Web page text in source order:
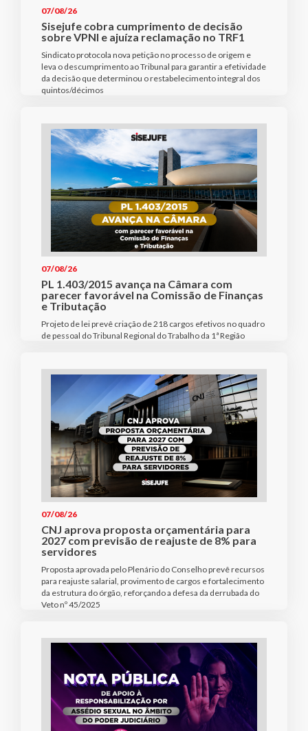
07/08/26
Sisejufe cobra cumprimento de decisão
sobre VPNI e ajuíza reclamação no TRF1
Sindicato protocola nova petição no processo de origem e
leva o descumprimento ao Tribunal para garantir a efetividade
da decisão que determinou o restabelecimento integral dos
quintos/décimos
07/08/26
PL 1.403/2015 avança na Câmara com
parecer favorável na Comissão de Finanças
e Tributação
Projeto de lei prevê criação de 218 cargos efetivos no quadro
de pessoal do Tribunal Regional do Trabalho da 1ª Região
07/08/26
CNJ aprova proposta orçamentária para
2027 com previsão de reajuste de 8% para
servidores
Proposta aprovada pelo Plenário do Conselho prevê recursos
para reajuste salarial, provimento de cargos e fortalecimento
da estrutura do órgão, reforçando a defesa da derrubada do
Veto nº 45/2025